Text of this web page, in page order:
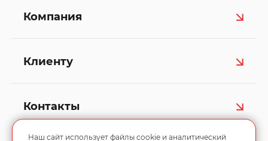
Компания
Клиенту
Контакты
Наш сайт использует файлы cookie и аналитический